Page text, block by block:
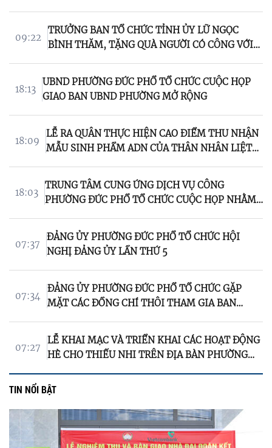
09:22
TRƯỞNG BAN TỔ CHỨC TỈNH ỦY LỮ NGỌC
BÌNH THĂM, TẶNG QUÀ NGƯỜI CÓ CÔNG VỚI
18:13
UBND PHƯỜNG ĐỨC PHỔ TỔ CHỨC CUỘC HỌP
GIAO BAN UBND PHƯỜNG MỞ RỘNG
18:09
LỄ RA QUÂN THỰC HIỆN CAO ĐIỂM THU NHẬN
MẪU SINH PHẨM ADN CỦA THÂN NHÂN LIỆT
18:03
TRUNG TÂM CUNG ỨNG DỊCH VỤ CÔNG
PHƯỜNG ĐỨC PHỔ TỔ CHỨC CUỘC HỌP NHẰM
PHỐI HỢP TRIỂN KHAI THỰC HIỆN CÁC DỰ ÁN
GIẢM NGHÈO
07:37
ĐẢNG ỦY PHƯỜNG ĐỨC PHỔ TỔ CHỨC HỘI
NGHỊ ĐẢNG ỦY LẦN THỨ 5
07:34
ĐẢNG ỦY PHƯỜNG ĐỨC PHỔ TỔ CHỨC GẶP
MẶT CÁC ĐỒNG CHÍ THÔI THAM GIA BAN
07:27
LỄ KHAI MẠC VÀ TRIỂN KHAI CÁC HOẠT ĐỘNG
HÈ CHO THIẾU NHI TRÊN ĐỊA BÀN PHƯỜNG
TIN NỔI BẬT